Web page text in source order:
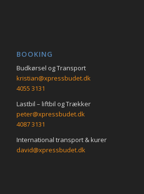
BOOKING
Budkørsel og Transport
kristian@xpressbudet.dk
4055 3131
Lastbil – liftbil og Trækker
peter@xpressbudet.dk
4087 3131
International transport & kurer
david@xpressbudet.dk